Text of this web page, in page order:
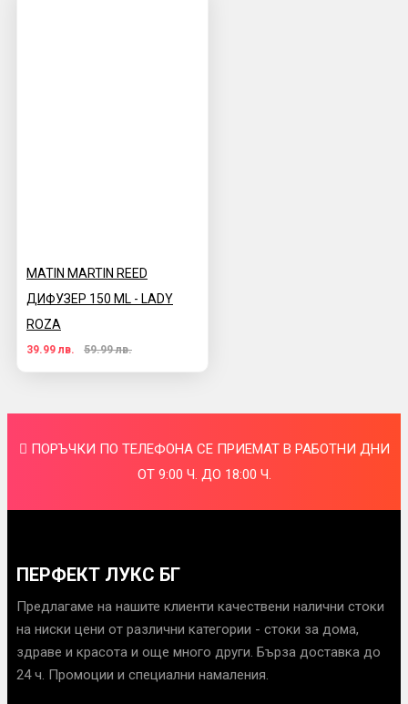
MATIN MARTIN REED
ДИФУЗЕР 150 ML - LADY
ROZA
39.99 лв. 59.99 лв.
ПОРЪЧКИ ПО ТЕЛЕФОНА СЕ ПРИЕМАТ В РАБОТНИ ДНИ
ОТ 9:00 Ч. ДО 18:00 Ч.
ПЕРФЕКТ ЛУКС БГ
Предлагаме на нашите клиенти качествени налични стоки
на ниски цени от различни категории - стоки за дома,
здраве и красота и още много други. Бърза доставка до
24 ч. Промоции и специални намаления.